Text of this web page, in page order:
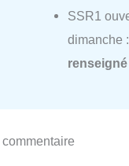
SSR1
dimanche :
renseigné